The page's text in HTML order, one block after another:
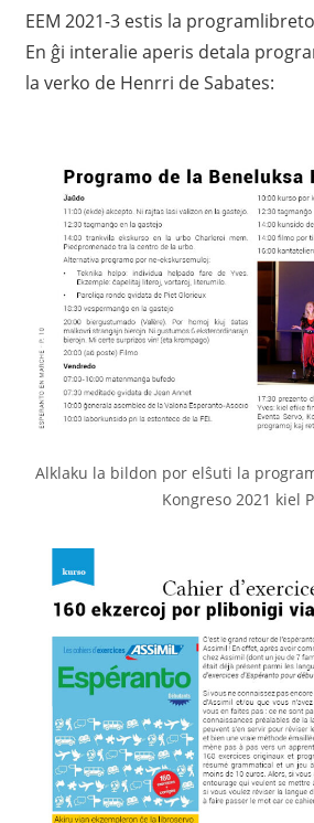
EEM 2021-3 estis la
En ĝi interalie aperis detala
la verko de Henrri de Sabates:
Alklaku la bildon por elŝuti la
Kongreso 2021 kiel